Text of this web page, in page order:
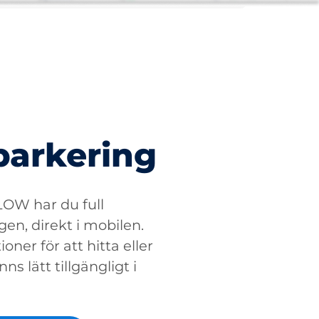
har du full
direkt i mobilen.
för att hitta eller
lätt tillgängligt i